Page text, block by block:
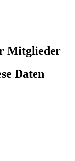
Mitglieder
Daten